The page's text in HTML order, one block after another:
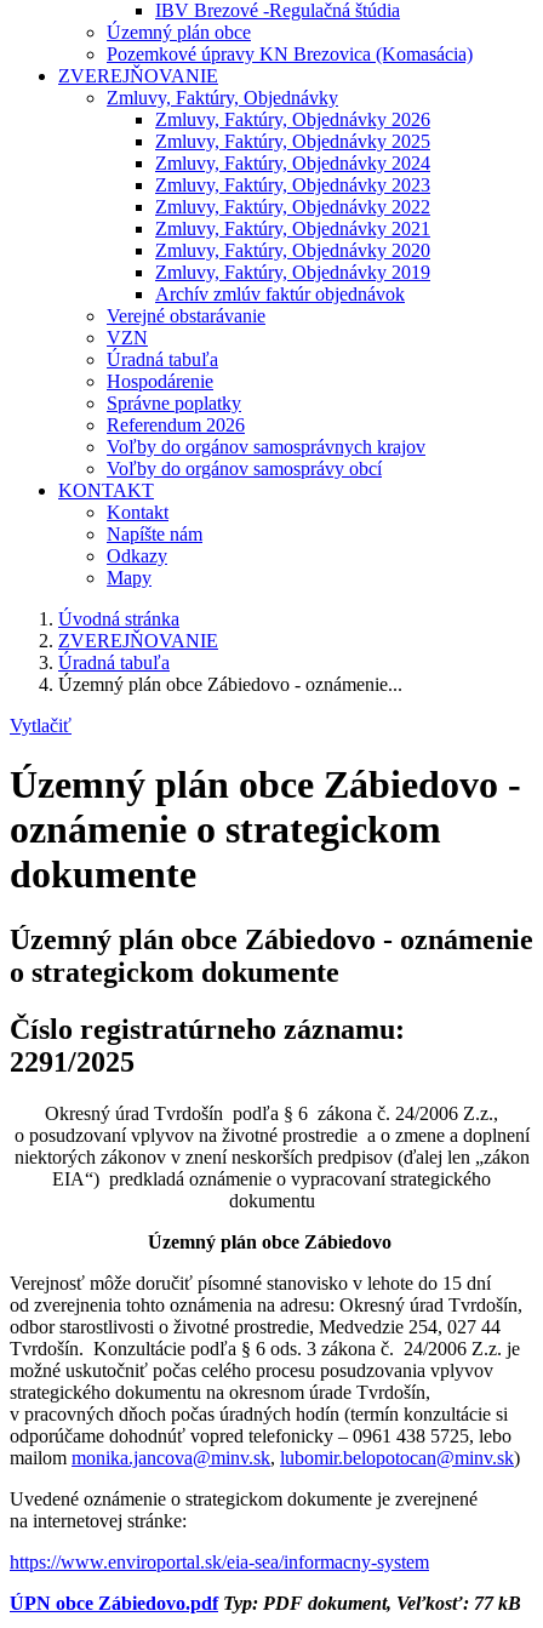
IBV Brezové -Regulačná štúdia
Územný plán obce
Pozemkové úpravy KN Brezovica (Komasácia)
ZVEREJŇOVANIE
Zmluvy, Faktúry, Objednávky
Zmluvy, Faktúry, Objednávky 2026
Zmluvy, Faktúry, Objednávky 2025
Zmluvy, Faktúry, Objednávky 2024
Zmluvy, Faktúry, Objednávky 2023
Zmluvy, Faktúry, Objednávky 2022
Zmluvy, Faktúry, Objednávky 2021
Zmluvy, Faktúry, Objednávky 2020
Zmluvy, Faktúry, Objednávky 2019
Archív zmlúv faktúr objednávok
Verejné obstarávanie
VZN
Úradná tabuľa
Hospodárenie
Správne poplatky
Referendum 2026
Voľby do orgánov samosprávnych krajov
Voľby do orgánov samosprávy obcí
KONTAKT
Kontakt
Napíšte nám
Odkazy
Mapy
Úvodná stránka
ZVEREJŇOVANIE
Úradná tabuľa
Územný plán obce Zábiedovo - oznámenie...
Vytlačiť
Územný plán obce Zábiedovo -
oznámenie o strategickom
dokumente
Územný plán obce Zábiedovo - oznámenie
o strategickom dokumente
Číslo registratúrneho záznamu:
2291/2025
Okresný úrad Tvrdošín podľa § 6 zákona č. 24/2006 Z.z.,
o posudzovaní vplyvov na životné prostredie a o zmene a doplnení
niektorých zákonov v znení neskorších predpisov (ďalej len „zákon
EIA“) predkladá oznámenie o vypracovaní strategického
dokumentu
Územný plán obce Zábiedovo
Verejnosť môže doručiť písomné stanovisko v lehote do 15 dní
od zverejnenia tohto oznámenia na adresu: Okresný úrad Tvrdošín,
odbor starostlivosti o životné prostredie, Medvedzie 254, 027 44
Tvrdošín. Konzultácie podľa § 6 ods. 3 zákona č. 24/2006 Z.z. je
možné uskutočniť počas celého procesu posudzovania vplyvov
strategického dokumentu na okresnom úrade Tvrdošín,
v pracovných dňoch počas úradných hodín (termín konzultácie si
odporúčame dohodnúť vopred telefonicky – 0961 438 5725, lebo
mailom monika.jancova@minv.sk, lubomir.belopotocan@minv.sk)
Uvedené oznámenie o strategickom dokumente je zverejnené
na internetovej stránke:
https://www.enviroportal.sk/eia-sea/informacny-system
ÚPN obce Zábiedovo.pdfTyp: PDF dokument, Veľkosť: 77 kB